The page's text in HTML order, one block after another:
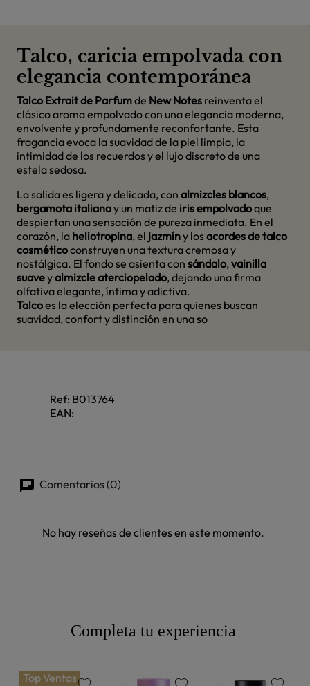
Talco, caricia empolvada con
elegancia contemporánea
Talco Extrait de Parfumde New Notes reinventa el
clásico aroma empolvado con una elegancia moderna,
envolvente y profundamente reconfortante. Esta
fragancia evoca la suavidad de la piel limpia, la
intimidad de los recuerdos y el lujo discreto de una
estela sedosa.
La salida es ligera y delicada, con almizcles blancos,
bergamota italianay un matiz de iris empolvadoque
despiertan una sensación de pureza inmediata. En el
corazón, la heliotropina, el jazmíny losacordes de talco
cosméticoconstruyen una textura cremosa y
nostálgica. El fondo se asienta con sándalo,vainilla
suaveyalmizcle aterciopelado, dejando una firma
olfativa elegante, íntima y adictiva.
Talcoes la elección perfecta para quienes buscan
suavidad, confort y distinción en una so
Ref: B013764
EAN:
Comentarios (0)
No hay reseñas de clientes en este momento.
Completa tu experiencia
Top Ventas